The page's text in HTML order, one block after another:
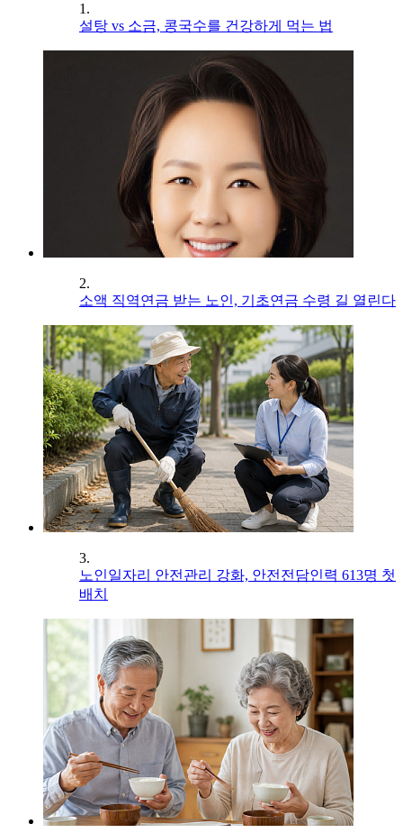
1.
설탕 vs 소금, 콩국수를 건강하게 먹는 법
2.
소액 직역연금 받는 노인, 기초연금 수령 길 열린다
3.
노인일자리 안전관리 강화, 안전전담인력 613명 첫
배치